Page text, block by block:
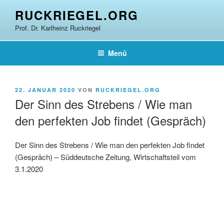
springen
RUCKRIEGEL.ORG
Prof. Dr. Karlheinz Ruckriegel
Menü
VERÖFFENTLICHT
22. JANUAR 2020 VON RUCKRIEGEL.ORG
Der Sinn des Strebens / Wie man
den perfekten Job findet (Gespräch)
Der Sinn des Strebens / Wie man den perfekten Job findet
(Gespräch) – Süddeutsche Zeitung, Wirtschaftsteil vom
3.1.2020